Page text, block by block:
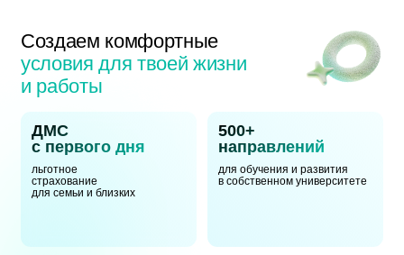
Создаем комфортные
условия для твоей жизни
и работы
ДМС
с первого дня
льготное
страхование
для семьи и близких
500+
направлений
для обучения и развития
в собственном университете